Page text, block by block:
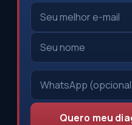
Quero meu